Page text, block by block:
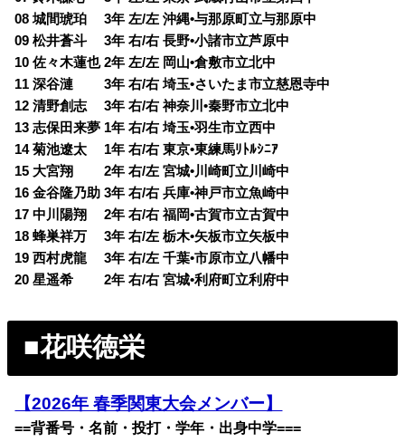
08 城間琥珀 3年 左/左 沖縄•与那原町立与那原中
09 松井蒼斗 3年 右/右 長野•小諸市立芦原中
10 佐々木蓮也 2年 左/左 岡山•倉敷市立北中
11 深谷漣 3年 右/右 埼玉•さいたま市立慈恩寺中
12 清野創志 3年 右/右 神奈川•秦野市立北中
13 志保田来夢 1年 右/右 埼玉•羽生市立西中
14 菊池遼太 1年 右/右 東京•東練馬ﾘﾄﾙｼﾆｱ
15 大宮翔 2年 右/左 宮城•川崎町立川崎中
16 金谷隆乃助 3年 右/右 兵庫•神戸市立魚崎中
17 中川陽翔 2年 右/右 福岡•古賀市立古賀中
18 蜂巣祥万 3年 右/左 栃木•矢板市立矢板中
19 西村虎龍 3年 右/左 千葉•市原市立八幡中
20 星遥希 2年 右/右 宮城•利府町立利府中
■花咲徳栄
【2026年 春季関東大会メンバー】
==背番号・名前・投打・学年・出身中学===